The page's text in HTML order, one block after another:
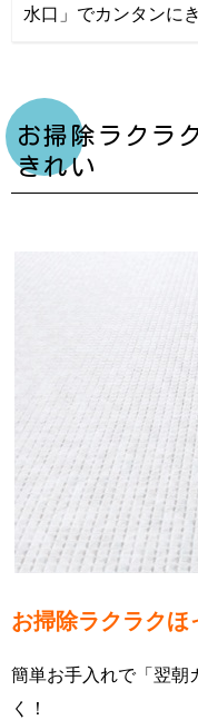
水口」でカンタンに
お掃除ラクラ
きれい
お掃除ラクラクほ
簡単お手入れで「翌朝
く！